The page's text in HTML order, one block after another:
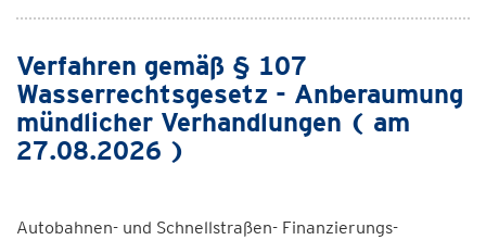
Verfahren gemäß § 107
Wasserrechtsgesetz - Anberaumung
mündlicher Verhandlungen ( am
27.08.2026 )
Autobahnen- und Schnellstraßen- Finanzierungs-